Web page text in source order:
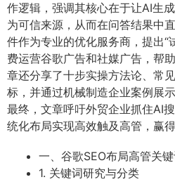
作逻辑，强调其核心在于让AI生
为可信来源，从而在问答结果中
件作为专业的优化服务商，提出“
费运营谷歌广告和社媒广告，帮
章还分享了十步实操方法论、常
标，并通过机械制造企业案例展
最终，文章呼吁外贸企业抓住AI
统化布局实现高效触及高管，赢得
一、谷歌SEO布局高管关
1. 关键词研究与分类